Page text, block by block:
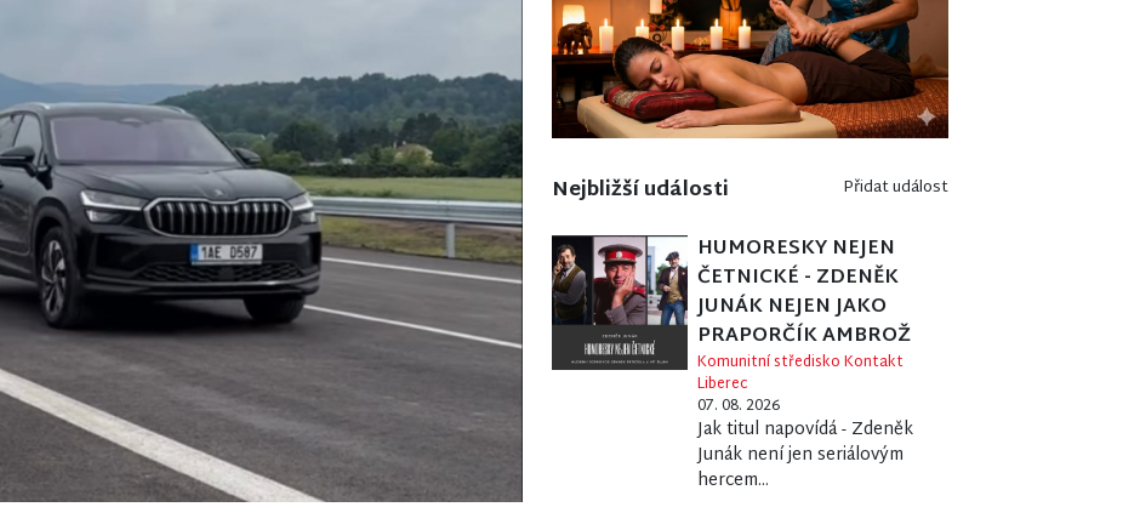
Nejbližší události Přidat událost
HUMORESKY NEJEN
ČETNICKÉ - ZDENĚK
JUNÁK NEJEN JAKO
PRAPORČÍK AMBROŽ
Komunitní středisko Kontakt
Liberec
07. 08. 2026
Jak titul napovídá - Zdeněk
Junák není jen seriálovým
hercem...